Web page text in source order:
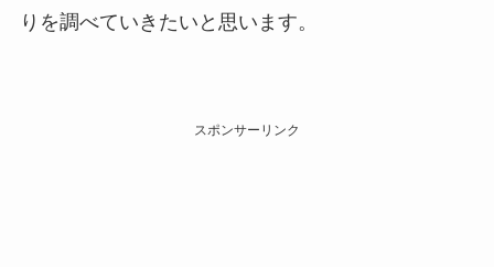
りを調べていきたいと思います。
スポンサーリンク